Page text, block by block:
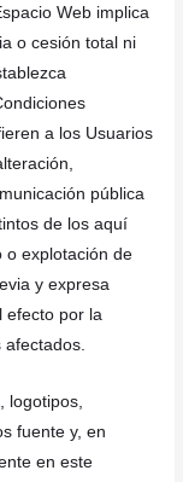
Web implica
o cesión total ni
a los Usuarios
pública
de los aquí
o explotación de
y expresa
efecto por la
afectados.
logotipos,
fuente y, en
en este